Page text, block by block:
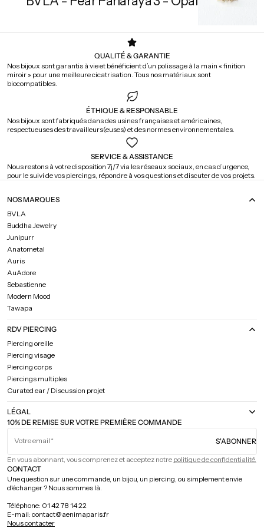
QUALITÉ & GARANTIE
Nos bijoux sont garantis à vie et bénéficient d’un polissage à la main « finition
miroir » pour une meilleure cicatrisation. Tous nos matériaux sont
biocompatibles.
ÉTHIQUE & RESPONSABLE
Nos bijoux sont fabriqués dans des usines françaises et américaines,
respectueuses des travailleurs(euses) et des normes environnementales.
SERVICE & ASSISTANCE
Nous restons à votre disposition 7j/7 via les réseaux sociaux, en cas d’urgence,
pour le suivi de vos piercings, répondre à vos questions et discuter de vos projets.
10% DE REMISE SUR VOTRE PREMIÈRE COMMANDE
Votre email S'ABONNER
En vous abonnant, vous comprenez et acceptez notre politique de confidentialité.
NOS MARQUES
BVLA
Buddha Jewelry
Junipurr
Anatometal
Auris
AuAdore
Sebastienne
Modern Mood
Tawapa
RDV PIERCING
Piercing oreille
Piercing visage
Piercing corps
Piercings multiples
Curated ear / Discussion projet
LÉGAL
CONTACT
Une question sur une commande, un bijou, un piercing, ou simplement envie
d'échanger ? Nous sommes là.
Téléphone: 01 42 78 14 22
E-mail: contact@aenimaparis.fr
Nous contacter